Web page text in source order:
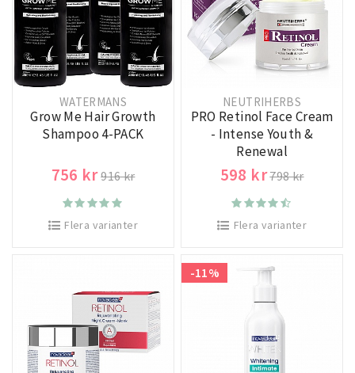
WATERMANS
Grow Me Hair Growth
Shampoo 4-PACK
756 kr916 kr
Flera varianter
NEUTRIHERBS
PRO Retinol Face Cream
- Intense Youth &
Renewal
598 kr798 kr
Flera varianter
-11%